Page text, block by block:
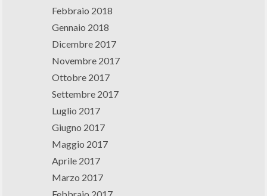
Febbraio 2018
Gennaio 2018
Dicembre 2017
Novembre 2017
Ottobre 2017
Settembre 2017
Luglio 2017
Giugno 2017
Maggio 2017
Aprile 2017
Marzo 2017